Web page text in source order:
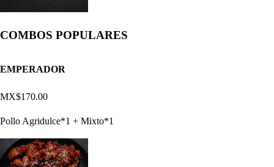
COMBOS POPULARES
EMPERADOR
MX$170.00
Pollo Agridulce*1 + Mixto*1